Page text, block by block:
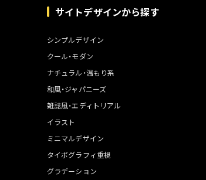
サイトデザインから探す
シンプルデザイン
クール・モダン
ナチュラル・温もり系
和風・ジャパニーズ
雑誌風・エディトリアル
イラスト
ミニマルデザイン
タイポグラフィ重視
グラデーション